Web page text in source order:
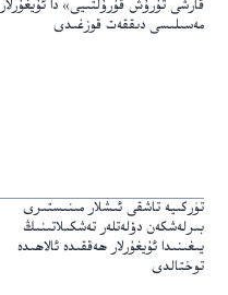
قارشى تۇرۇش قۇرۇلتىيى» دا ئۇيغۇرلار
مەسىلىسى دىققەت قوزغىدى
تۈركىيە تاشقى ئىشلار مىنىستىرى
بىرلەشكەن دۆلەتلەر تەشكىلاتىنىڭ
يىغىنىدا ئۇيغۇرلار ھەققىدە ئالاھىدە
توختالدى